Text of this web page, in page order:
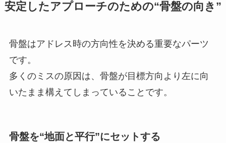
安定したアプローチのための“骨盤の向き”
骨盤はアドレス時の方向性を決める重要なパーツ
です。
多くのミスの原因は、骨盤が目標方向より左に向
いたまま構えてしまっていることです。
骨盤を“地面と平行”にセットする